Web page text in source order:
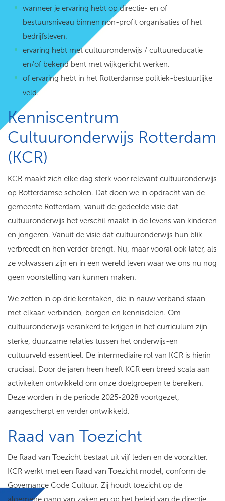
wanneer je ervaring hebt op directie- en of
bestuursniveau binnen non-profit organisaties of het
bedrijfsleven.
ervaring hebt met cultuuronderwijs / cultuureducatie
en/of bekend bent met wijkgericht werken.
of ervaring hebt in het Rotterdamse politiek-bestuurlijke
veld.
Kenniscentrum
Cultuuronderwijs Rotterdam
(KCR)
KCR maakt zich elke dag sterk voor relevant cultuuronderwijs
op Rotterdamse scholen. Dat doen we in opdracht van de
gemeente Rotterdam, vanuit de gedeelde visie dat
cultuuronderwijs het verschil maakt in de levens van kinderen
en jongeren. Vanuit de visie dat cultuuronderwijs hun blik
verbreedt en hen verder brengt. Nu, maar vooral ook later, als
ze volwassen zijn en in een wereld leven waar we ons nu nog
geen voorstelling van kunnen maken.
We zetten in op drie kerntaken, die in nauw verband staan
met elkaar: verbinden, borgen en kennisdelen. Om
cultuuronderwijs verankerd te krijgen in het curriculum zijn
sterke, duurzame relaties tussen het onderwijs-en
cultuurveld essentieel. De intermediaire rol van KCR is hierin
cruciaal. Door de jaren heen heeft KCR een breed scala aan
activiteiten ontwikkeld om onze doelgroepen te bereiken.
Deze worden in de periode 2025-2028 voortgezet,
aangescherpt en verder ontwikkeld.
Raad van Toezicht
De Raad van Toezicht bestaat uit vijf leden en de voorzitter.
KCR werkt met een Raad van Toezicht model, conform de
Governance Code Cultuur. Zij houdt toezicht op de